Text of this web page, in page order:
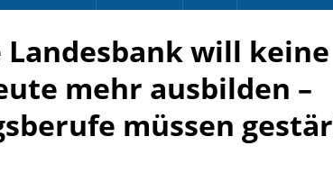
Landesbank will keine
mehr ausbilden –
müssen
IM BRENNPUNKT